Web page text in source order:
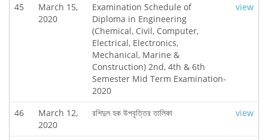
45
March 15,
2020
Examination Schedule of
Diploma in Engineering
(Chemical, Civil, Computer,
Electrical, Electronics,
Mechanical, Marine &
Construction) 2nd, 4th & 6th
Semester Mid Term Examination-
2020
view
46
March 12,
2020
রশিদুল হক উপবৃত্তির তালিকা view